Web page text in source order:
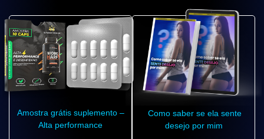
Amostra grátis suplemento –
Alta performance
Como saber se ela sente
desejo por mim